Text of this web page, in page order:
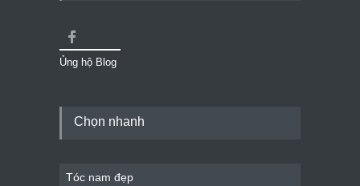
Ủng hộ Blog
Chọn nhanh
Tóc nam đẹp